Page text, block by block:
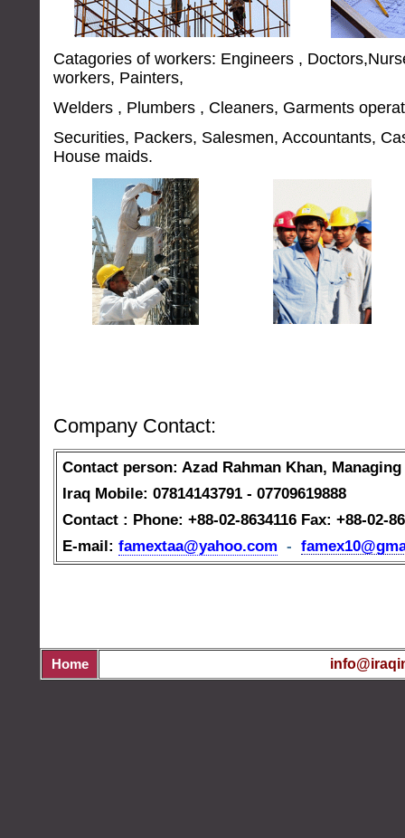
Catagories of workers: Engineers ,
workers, Painters,
Welders , Plumbers , Cleaners, Garments
Securities, Packers, Salesmen, Accountants,
House maids.
Company Contact:
Contact person: Azad Rahman Khan,
Iraq Mobile: 07814143791 - 07709619888
Contact : Phone: +88-02-8634116 Fax: +88-02-
E-mail: famextaa@yahoo.com -
Home